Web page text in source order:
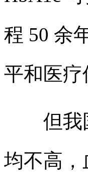
程 50 余
平和医
但我国
均不高